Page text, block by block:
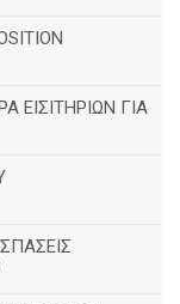
ΕΙΣΙΤΗΡΙΩΝ ΓΙΑ